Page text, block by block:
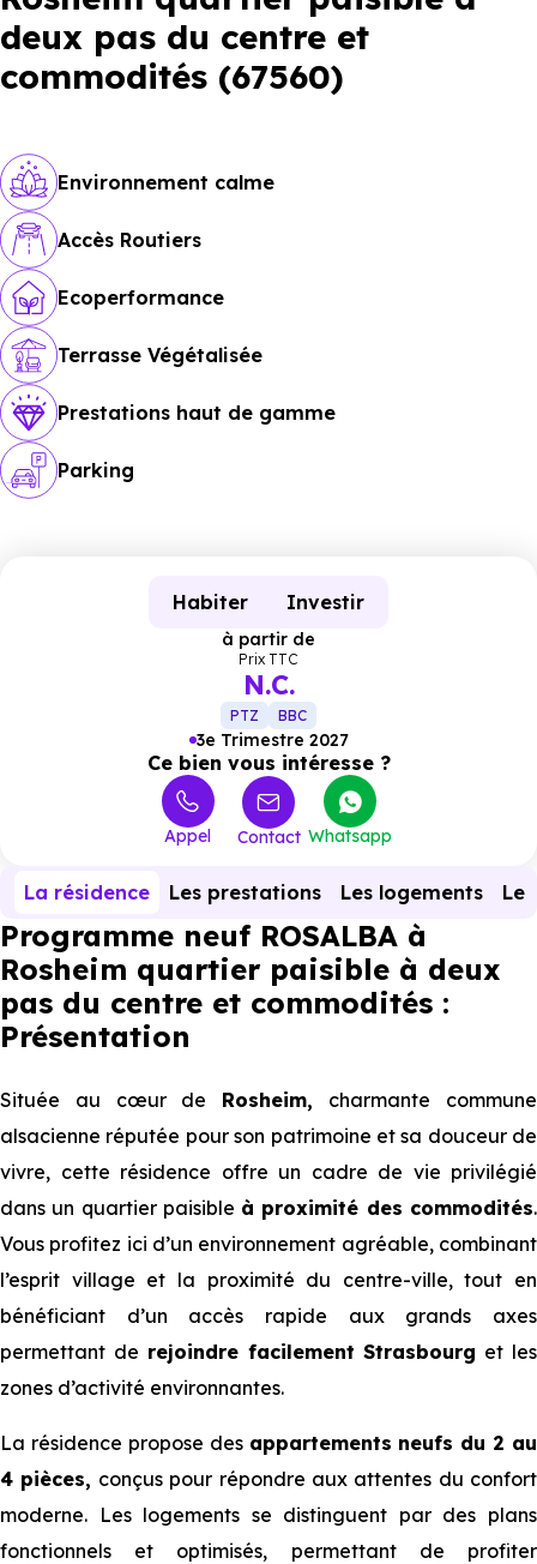
deux pas du centre et
commodités (67560)
Environnement calme
Accès Routiers
Ecoperformance
Terrasse Végétalisée
Prestations haut de gamme
Parking
Habiter Investir
à partir de
Prix TTC
N.C.
PTZ BBC
3e Trimestre 2027
Ce bien vous intéresse ?
Appel Contact Whatsapp
La résidence Les prestations Les logements Le
Programme neuf ROSALBA à
Rosheim quartier paisible à deux
pas du centre et commodités :
Présentation
Située au cœur de Rosheim, charmante commune
alsacienne réputée pour son patrimoine et sa douceur de
vivre, cette résidence offre un cadre de vie privilégié
dans un quartier paisible à proximité des commodités.
Vous profitez ici d’un environnement agréable, combinant
l’esprit village et la proximité du centre-ville, tout en
bénéficiant d’un accès rapide aux grands axes
permettant de rejoindre facilement Strasbourg et les
zones d’activité environnantes.
La résidence propose des appartements neufs du 2 au
4 pièces, conçus pour répondre aux attentes du confort
moderne. Les logements se distinguent par des plans
fonctionnels et optimisés, permettant de profiter